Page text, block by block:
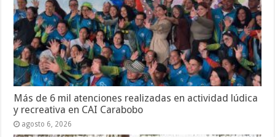
Más de 6 mil atenciones realizadas en actividad lúdica
y recreativa en CAI Carabobo
agosto 6, 2026